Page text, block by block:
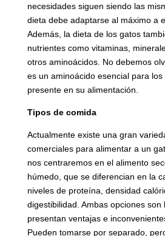
necesidades siguen siendo las
dieta debe adaptarse al máximo a
Además, la dieta de los gatos
nutrientes como vitaminas,
otros aminoácidos. No debemos
es un aminoácido esencial para
presente en su alimentación.
Tipos de comida
Actualmente existe una gran
comerciales para alimentar a un
nos centraremos en el alimento
húmedo, que se diferencian en la
niveles de proteína, densidad
digestibilidad. Ambas opciones son
presentan ventajas e
Pueden tomarse por separado,